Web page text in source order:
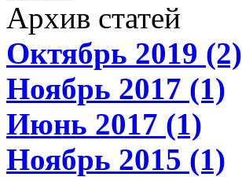
Архив статей
Октябрь 2019 (2)
Ноябрь 2017 (1)
Июнь 2017 (1)
Ноябрь 2015 (1)